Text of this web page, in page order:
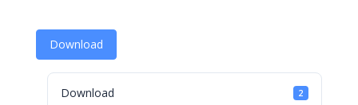
Download
Download 2